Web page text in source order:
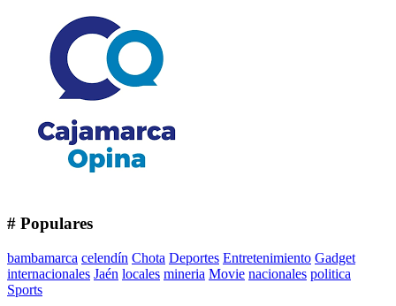
# Populares
bambamarca celendín Chota Deportes Entretenimiento Gadget
internacionales Jaén locales mineria Movie nacionales politica
Sports